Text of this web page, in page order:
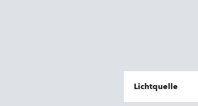
Lichtquelle